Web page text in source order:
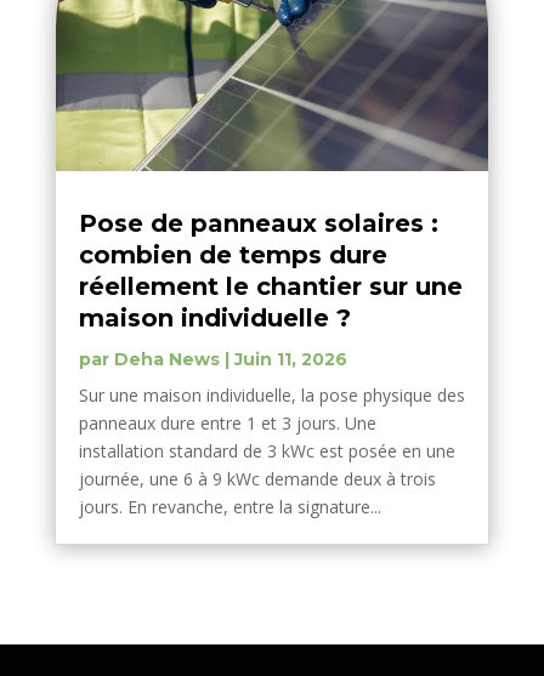
Pose de panneaux solaires :
combien de temps dure
réellement le chantier sur une
maison individuelle ?
par Deha News|Juin 11, 2026
Sur une maison individuelle, la pose physique des
panneaux dure entre 1 et 3 jours. Une
installation standard de 3 kWc est posée en une
journée, une 6 à 9 kWc demande deux à trois
jours. En revanche, entre la signature...